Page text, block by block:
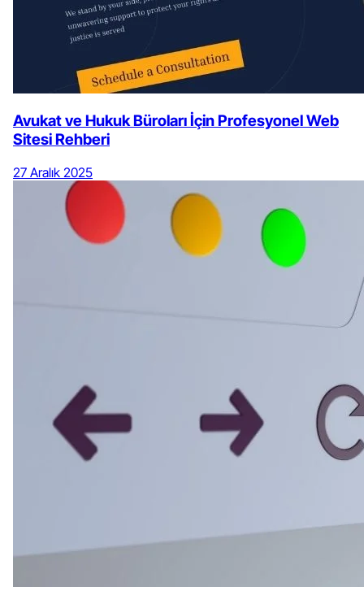
Avukat ve Hukuk Büroları İçin Profesyonel Web
Sitesi Rehberi
27 Aralık 2025